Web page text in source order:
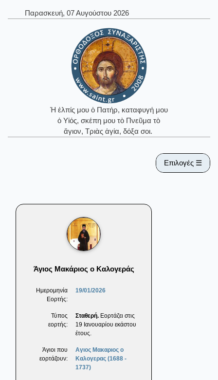
Παρασκευή, 07 Αυγούστου 2026
Ἡ ἐλπίς μου ὁ Πατήρ, καταφυγή μου
ὁ Υἱός, σκέπη μου τὸ Πνεῦμα τὸ
ἅγιον, Τριὰς ἁγία, δόξα σοι.
Επιλογές ☰
Άγιος Μακάριος ο Καλογεράς
Ημερομηνία
Εορτής:
19/01/2026
Τύπος
εορτής:
Σταθερή. Εορτάζει στις
19 Ιανουαρίου εκάστου
έτους.
Άγιοι που
εορτάζουν:
Αγιος Μακαριος ο
Καλογερας (1688 -
1737)